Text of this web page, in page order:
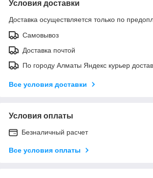
Условия доставки
Доставка осуществляется только по
Самовывоз
Доставка почтой
По городу Алматы Яндекс курьер
Все условия доставки
Условия оплаты
Безналичный расчет
Все условия оплаты